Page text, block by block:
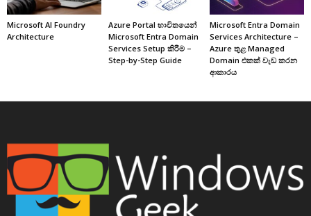
Microsoft AI Foundry
Architecture
Azure Portal භාවිතයෙන්
Microsoft Entra Domain
Services Setup කිරීම –
Step-by-Step Guide
Microsoft Entra Domain
Services Architecture –
Azure තුළ Managed
Domain එකක් වැඩ කරන
ආකාරය